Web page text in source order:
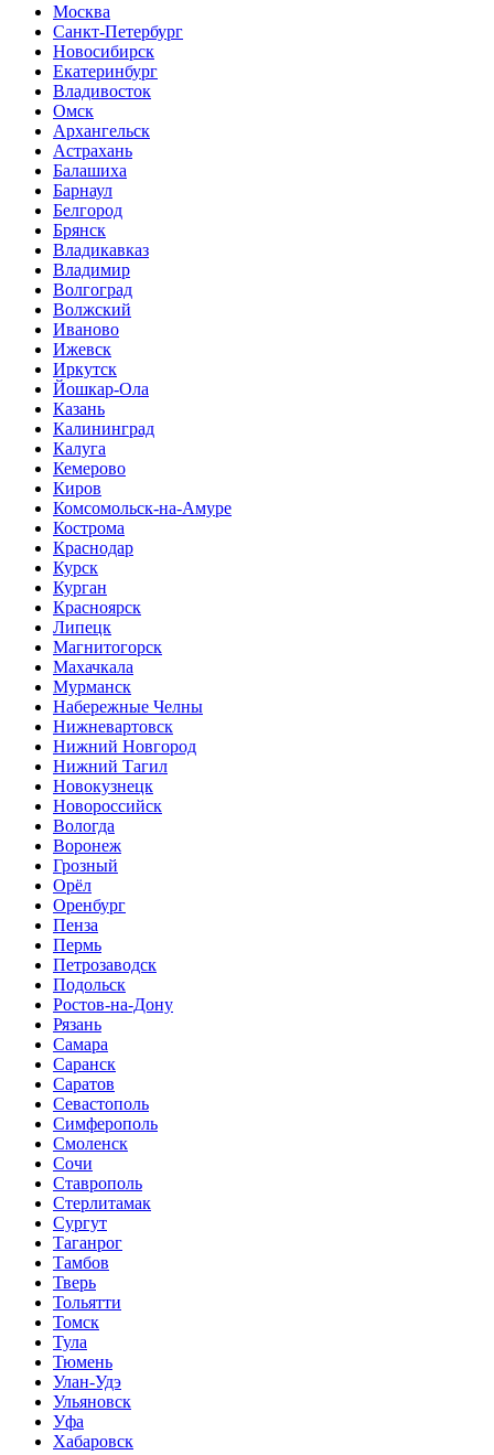
Москва
Санкт-Петербург
Новосибирск
Екатеринбург
Владивосток
Омск
Архангельск
Астрахань
Балашиха
Барнаул
Белгород
Брянск
Владикавказ
Владимир
Волгоград
Волжский
Иваново
Ижевск
Иркутск
Йошкар-Ола
Казань
Калининград
Калуга
Кемерово
Киров
Комсомольск-на-Амуре
Кострома
Краснодар
Курск
Курган
Красноярск
Липецк
Магнитогорск
Махачкала
Мурманск
Набережные Челны
Нижневартовск
Нижний Новгород
Нижний Тагил
Новокузнецк
Новороссийск
Вологда
Воронеж
Грозный
Орёл
Оренбург
Пенза
Пермь
Петрозаводск
Подольск
Ростов-на-Дону
Рязань
Самара
Саранск
Саратов
Севастополь
Симферополь
Смоленск
Сочи
Ставрополь
Стерлитамак
Сургут
Таганрог
Тамбов
Тверь
Тольятти
Томск
Тула
Тюмень
Улан-Удэ
Ульяновск
Уфа
Хабаровск